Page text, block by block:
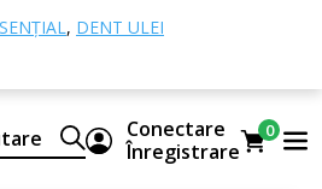
, DENT ULEI
Conectare
Înregistrare
0